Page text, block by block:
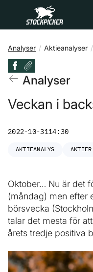
Gå till huvudinnehåll
Analyser Aktieanalyser
Analyser
Veckan i
2022-10-3114:30
AKTIEANALYS AKTIER
Oktober… Nu är det
(måndag) men efter
börsvecka
talar det mesta för
årets tredje positiva